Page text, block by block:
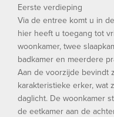
Eerste verdieping
Via de entree komt u in
hier heeft u toegang tot
woonkamer, twee
badkamer en meerdere
Aan de voorzijde bevindt
karakteristieke erker, wat
daglicht. De woonkamer
de eetkamer aan de